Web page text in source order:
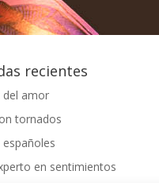
recientes
del amor
tornados
españoles
en sentimientos